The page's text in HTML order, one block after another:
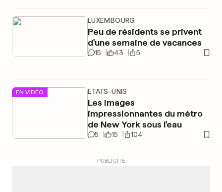
LUXEMBOURG
Peu de résidents se privent
d'une semaine de vacances
15 43 5
EN VIDÉO ÉTATS-UNIS
Les images
impressionnantes du métro
de New York sous l'eau
5 15 104
PUBLICITÉ